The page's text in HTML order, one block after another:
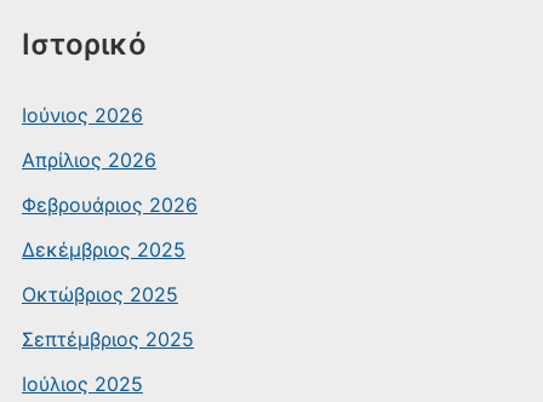
Ιστορικό
Ιούνιος 2026
Απρίλιος 2026
Φεβρουάριος 2026
Δεκέμβριος 2025
Οκτώβριος 2025
Σεπτέμβριος 2025
Ιούλιος 2025